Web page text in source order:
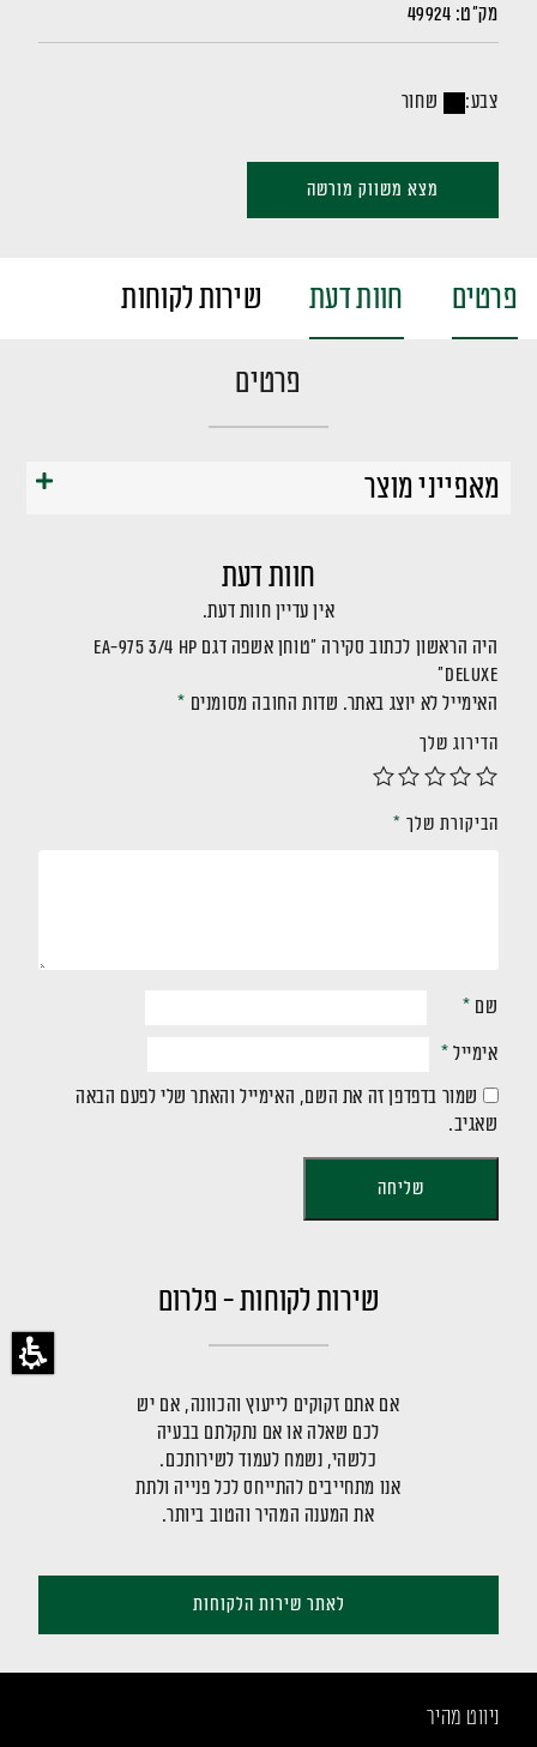
מק"ט: 49924
צבע: שחור
מצא משווק מורשה
פרטים חוות דעת שירות לקוחות
פרטים
מאפייני מוצר
חוות דעת
אין עדיין חוות דעת.
היה הראשון לכתוב סקירה “טוחן אשפה דגם EA-975 3/4 HP
Deluxe”
האימייל לא יוצג באתר. שדות החובה מסומנים *
הדירוג שלך
הביקורת שלך *
שם *
אימייל *
שמור בדפדפן זה את השם, האימייל והאתר שלי לפעם הבאה
שאגיב.
שירות לקוחות - פלרום
אם אתם זקוקים לייעוץ והכוונה, אם יש
לכם שאלה או אם נתקלתם בבעיה
כלשהי, נשמח לעמוד לשירותכם.
אנו מתחייבים להתייחס לכל פנייה ולתת
את המענה המהיר והטוב ביותר.
לאתר שירות הלקוחות
ניווט מהיר